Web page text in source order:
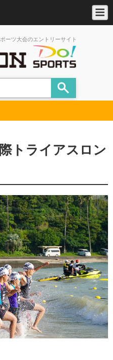
ーツ大会のエントリーサイト
トライアスロン